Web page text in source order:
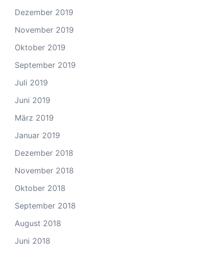
Dezember 2019
November 2019
Oktober 2019
September 2019
Juli 2019
Juni 2019
März 2019
Januar 2019
Dezember 2018
November 2018
Oktober 2018
September 2018
August 2018
Juni 2018